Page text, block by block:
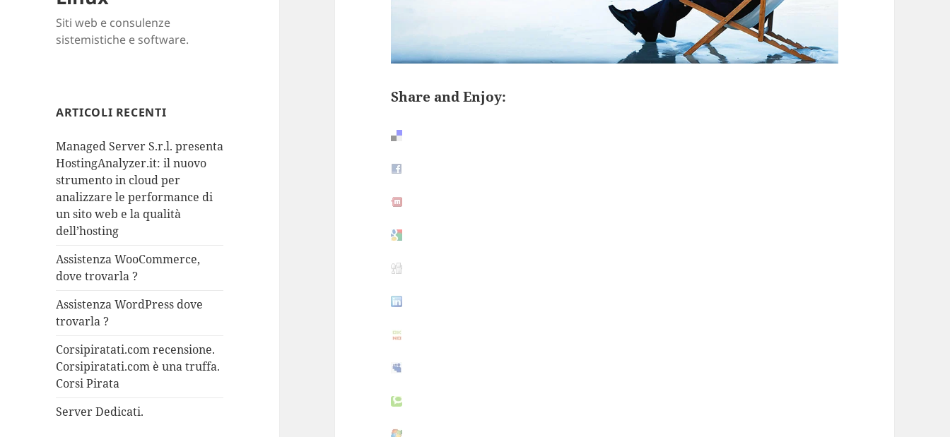
Siti web e consulenze
sistemistiche e software.
ARTICOLI RECENTI
Managed Server S.r.l. presenta
HostingAnalyzer.it: il nuovo
strumento in cloud per
analizzare le performance di
un sito web e la qualità
dell’hosting
Assistenza WooCommerce,
dove trovarla ?
Assistenza WordPress dove
trovarla ?
Corsipiratati.com recensione.
Corsipiratati.com è una truffa.
Corsi Pirata
Server Dedicati.
Share and Enjoy: